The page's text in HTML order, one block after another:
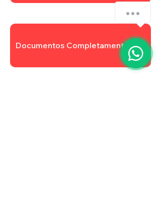
Documentos Completamentares